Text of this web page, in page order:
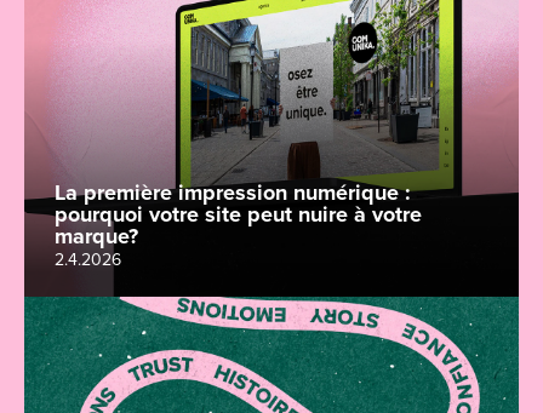
La première impression numérique :
pourquoi votre site peut nuire à votre
marque?
2.4.2026